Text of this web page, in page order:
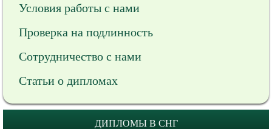
Условия работы с нами
Проверка на подлинность
Сотрудничество с нами
Статьи о дипломах
ДИПЛОМЫ В СНГ